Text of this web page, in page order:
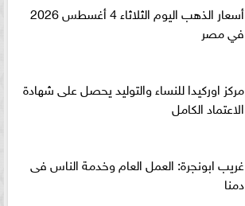
أسعار الذهب اليوم الثلاثاء 4 أغسطس 2026
في مصر
مركز اوركيدا للنساء والتوليد يحصل على شهادة
الاعتماد الكامل
غريب ابونجرة: العمل العام وخدمة الناس فى
دمنا